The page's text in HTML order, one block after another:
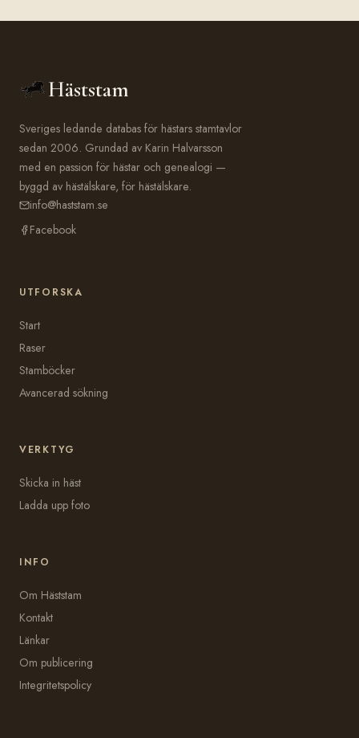
Häststam
Sveriges ledande databas för hästars stamtavlor
sedan 2006. Grundad av Karin Halvarsson
med en passion för hästar och genealogi —
byggd av hästälskare, för hästälskare.
info@haststam.se
Facebook
UTFORSKA
Start
Raser
Stamböcker
Avancerad sökning
VERKTYG
Skicka in häst
Ladda upp foto
INFO
Om Häststam
Kontakt
Länkar
Om publicering
Integritetspolicy